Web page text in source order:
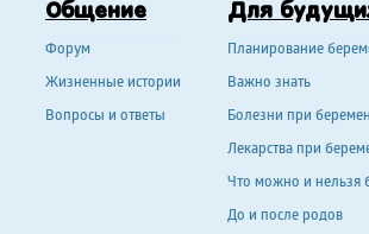
Общение
Форум
Жизненные истории
Вопросы и ответы
Для
Планирование
Важно знать
Болезни при
Лекарства при
Что можно и нельзя
До и после родов